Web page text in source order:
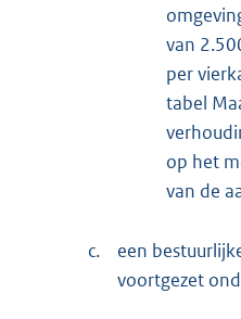
van
per
tabel
op het
van de
c.
een
voortgezet